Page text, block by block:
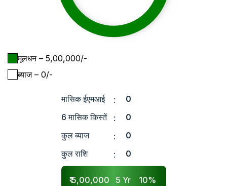
मूलधन– ₹ 5,00,000/-
ब्याज– ₹ 0/-
मासिक ईएमआई :
0
6 मासिक किस्तें
:
0
कुल ब्याज
:
0
कुल राशि
: 0
₹5,00,000 5 Yr 10%